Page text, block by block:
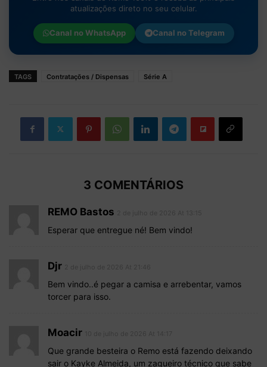
atualizações direto no seu celular.
Canal noWhatsApp Canal noTelegram
TAGS Contratações / Dispensas Série A
3 COMENTÁRIOS
REMO Bastos
Esperar que entregue né! Bem vindo!
Djr
Bem vindo..é pegar a camisa e arrebentar, vamos
torcer para isso.
Moacir
Que grande besteira o Remo está fazendo deixando
sair o Kayke Almeida, um zagueiro técnico que sabe